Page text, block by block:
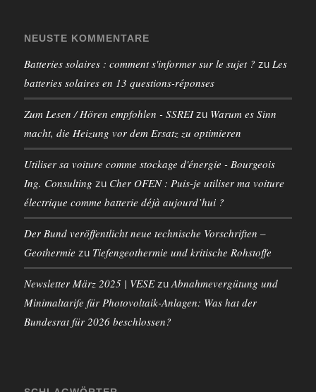
NEUSTE KOMMENTARE
Batteries solaires : comment s'informer sur le sujet ? zu Les
batteries solaires en 13 questions-réponses
Zum Lesen / Hören empfohlen - SSREIzu Warum es Sinn
macht, die Heizung vor dem Ersatz zu optimieren
Utiliser sa voiture comme stockage d'énergie - Bourgeois
Ing. Consulting zu Cher OFEN : Puis-je utiliser ma voiture
électrique comme batterie déjà aujourd’hui ?
Der Bund veröffentlicht neue technische Vorschriften –
Geothermie zu Tiefengeothermie und kritische Rohstoffe
Newsletter März 2025 | VESEzu Abnahmevergütung und
Minimaltarife für Photovoltaik-Anlagen: Was hat der
Bundesrat für 2026 beschlossen?